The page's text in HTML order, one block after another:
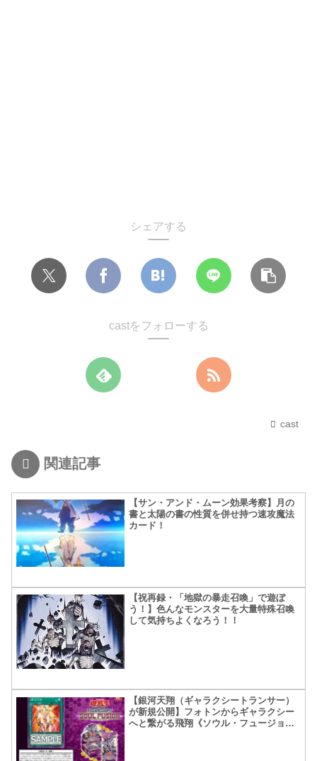
シェアする
castをフォローする
cast
関連記事
【サン・アンド・ムーン効果考察】月の
書と太陽の書の性質を併せ持つ速攻魔法
カード！
【祝再録・「地獄の暴走召喚」で遊ぼ
う！】色んなモンスターを大量特殊召喚
して気持ちよくなろう！！
【銀河天翔（ギャラクシートランサー）
が新規公開】フォトンからギャラクシー
へと繋がる飛翔《ソウル・フュージョン